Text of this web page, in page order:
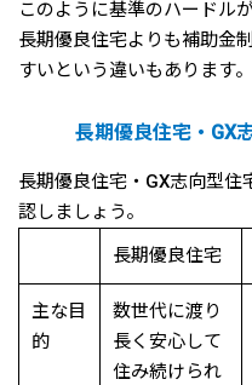
このように基準のハードル
長期優良住宅よりも補助金
すいという違いもあります。
長期優良住宅・GX
長期優良住宅・GX志向型
認しましょう。
長期優良住宅
主な目
的
数世代に渡り
長く安心して
住み続けられ